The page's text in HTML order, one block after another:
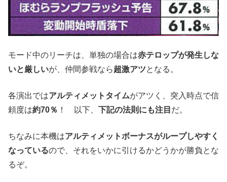
モード中のリーチは、単独の場合は赤テロップが発生しな
いと厳しいが、仲間参戦なら超激アツとなる。
各演出ではアルティメットタイムがアツく、突入時点で信
頼度は約70％ ！ 以下、 下記の法則にも注目 だ。
ちなみに本機はアルティメットボーナスがループしやすく
なっているので、それをいかに引けるかどうかが勝負とな
るぞ。